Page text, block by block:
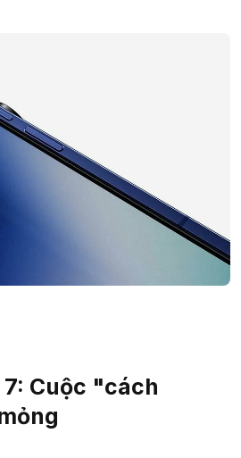
7: Cuộc "cách